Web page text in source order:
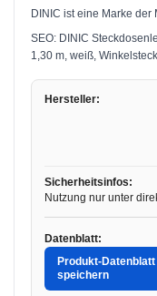
DINIC ist eine Marke der
SEO: DINIC
1,30 m, weiß,
Hersteller:
Sicherheitsinfos:
Nutzung nur unter
Datenblatt:
Produkt-
speichern